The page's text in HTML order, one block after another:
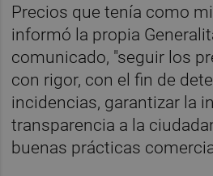
Precios que tenía como
informó la propia
comunicado, "seguir los
con rigor, con el fin de
incidencias, garantizar la
transparencia a la
buenas prácticas